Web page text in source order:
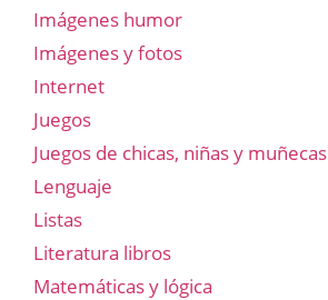
Imágenes humor
Imágenes y fotos
Internet
Juegos
Juegos de chicas, niñas y muñecas
Lenguaje
Listas
Literatura libros
Matemáticas y lógica